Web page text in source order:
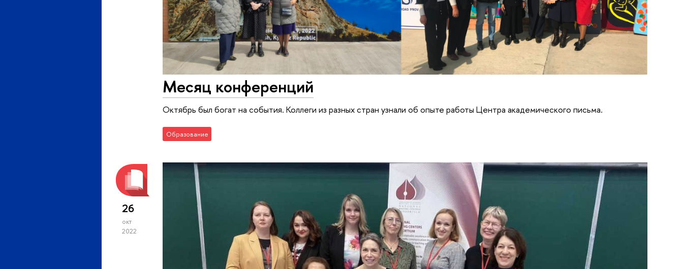
Месяц конференций
Октябрь был богат на события. Коллеги из разных стран узнали об опыте работы Центра академического письма.
Образование
26
окт
2022